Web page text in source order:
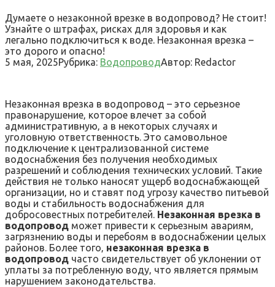
Думаете о незаконной врезке в водопровод? Не стоит!
Узнайте о штрафах, рисках для здоровья и как
легально подключиться к воде. Незаконная врезка –
это дорого и опасно!
5 мая, 2025Рубрика: ВодопроводАвтор: Redactor
Незаконная врезка в водопровод – это серьезное
правонарушение‚ которое влечет за собой
административную‚ а в некоторых случаях и
уголовную ответственность. Это самовольное
подключение к централизованной системе
водоснабжения без получения необходимых
разрешений и соблюдения технических условий. Такие
действия не только наносят ущерб водоснабжающей
организации‚ но и ставят под угрозу качество питьевой
воды и стабильность водоснабжения для
добросовестных потребителей. Незаконная врезка в
водопровод может привести к серьезным авариям‚
загрязнению воды и перебоям в водоснабжении целых
районов. Более того‚ незаконная врезка в
водопровод часто свидетельствует об уклонении от
уплаты за потребленную воду‚ что является прямым
нарушением законодательства.